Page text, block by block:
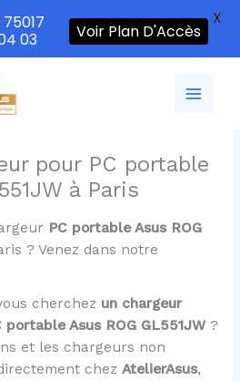
pour PC portable
à Paris
PC portable Asus ROG
? Venez dans notre
cherchez un chargeur
Asus ROG GL551JW?
et les chargeurs non
chez AtelierAsus,
03
Voir Plan D'Accès
X